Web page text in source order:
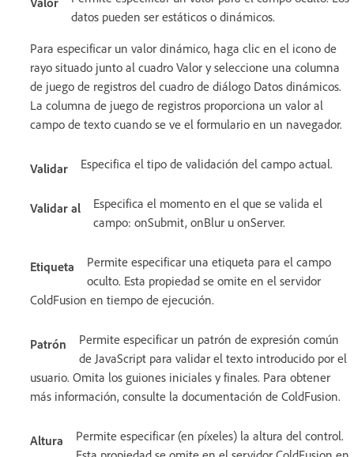
datos pueden ser estáticos o dinámicos.
Para especificar un valor dinámico, haga clic en el icono de
rayo situado junto al cuadro Valor y seleccione una columna
de juego de registros del cuadro de diálogo Datos dinámicos.
La columna de juego de registros proporciona un valor al
campo de texto cuando se ve el formulario en un navegador.
Validar Especifica el tipo de validación del campo actual.
Validar al
Especifica el momento en el que se valida el
campo: onSubmit, onBlur u onServer.
Etiqueta
Permite especificar una etiqueta para el campo
oculto. Esta propiedad se omite en el servidor
ColdFusion en tiempo de ejecución.
Patrón
Permite especificar un patrón de expresión común
de JavaScript para validar el texto introducido por el
usuario. Omita los guiones iniciales y finales. Para obtener
más información, consulte la documentación de ColdFusion.
Altura
Permite especificar (en píxeles) la altura del control.